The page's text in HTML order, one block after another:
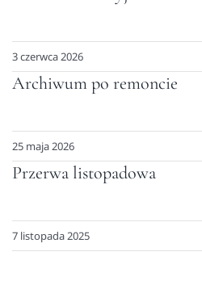
3 czerwca 2026
Archiwum po remoncie
25 maja 2026
Przerwa listopadowa
7 listopada 2025